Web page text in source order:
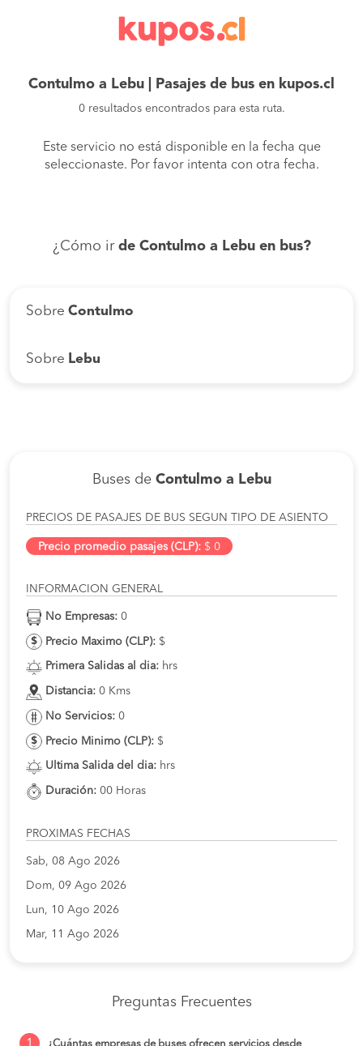
Contulmo a Lebu | Pasajes de bus en kupos.cl
0 resultados encontrados para esta ruta.
Este servicio no está disponible en la fecha que
seleccionaste. Por favor intenta con otra fecha.
¿Cómo ir de Contulmo a Lebu en bus?
Sobre Contulmo
Sobre Lebu
Buses de Contulmo a Lebu
PRECIOS DE PASAJES DE BUS SEGUN TIPO DE ASIENTO
Precio promedio pasajes (CLP): $ 0
INFORMACION GENERAL
No Empresas: 0
Precio Maximo (CLP): $
Primera Salidas al dia: hrs
Distancia: 0 Kms
No Servicios: 0
Precio Minimo (CLP): $
Ultima Salida del dia: hrs
Duración: 00 Horas
PROXIMAS FECHAS
Sab, 08 Ago 2026
Dom, 09 Ago 2026
Lun, 10 Ago 2026
Mar, 11 Ago 2026
Preguntas Frecuentes
¿Cuántas empresas de buses ofrecen servicios desde